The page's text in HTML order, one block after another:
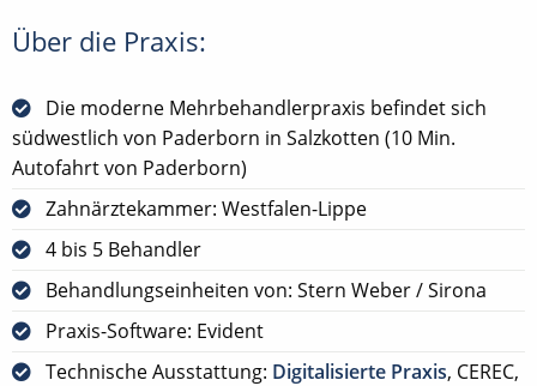
Über die Praxis:
Die moderne Mehrbehandlerpraxis befindet sich
südwestlich von Paderborn in Salzkotten (10 Min.
Autofahrt von Paderborn)
Zahnärztekammer: Westfalen-Lippe
4 bis 5 Behandler
Behandlungseinheiten von: Stern Weber / Sirona
Praxis-Software: Evident
Technische Ausstattung: Digitalisierte Praxis, CEREC,